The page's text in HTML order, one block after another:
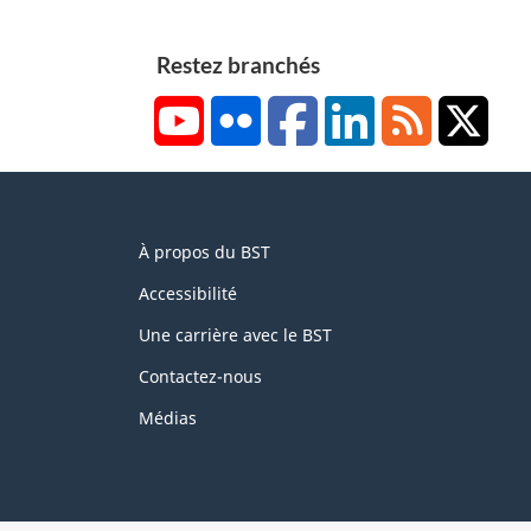
Restez branchés
YouTubeFlickr FacebookLinkedInRSS
this
site
À propos du BST
Accessibilité
Une carrière avec le BST
Contactez-nous
Médias